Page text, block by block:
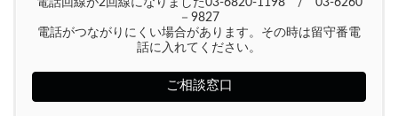
－9827
電話がつながりにくい場合があります。その時は留守番電
話に入れてください。
ご相談窓口